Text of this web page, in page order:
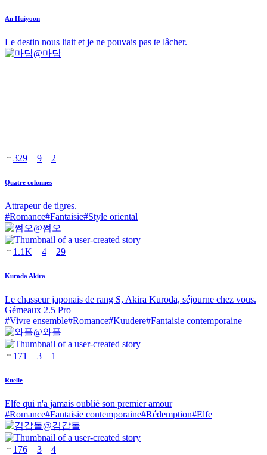
An Huiyoon
Le destin nous liait et je ne pouvais pas te lâcher.
@마담
329 9 2
Quatre colonnes
Attrapeur de tigres.
#Romance#Fantaisie#Style oriental
@쩜오
1.1K 4 29
Kuroda Akira
Le chasseur japonais de rang S, Akira Kuroda, séjourne chez vous.
Gémeaux 2.5 Pro
#Vivre ensemble#Romance#Kuudere#Fantaisie contemporaine
@와플
171 3 1
Ruelle
Elfe qui n'a jamais oublié son premier amour
#Romance#Fantaisie contemporaine#Rédemption#Elfe
@김갑돌
176 3 4